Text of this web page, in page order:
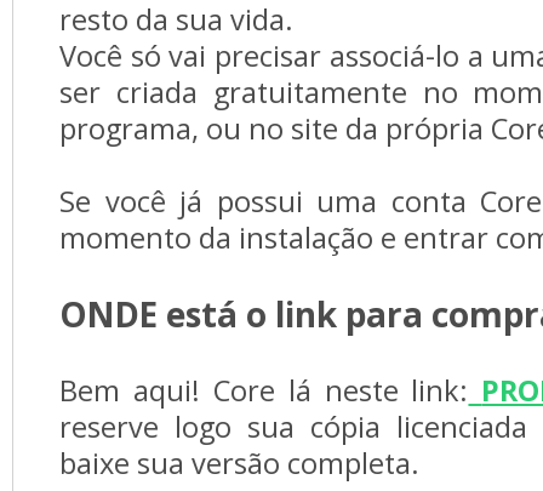
resto da sua vida.
Você só vai precisar associá-lo a
ser criada gratuitamente no
programa, ou no site da própria
Se você já possui uma conta
momento da instalação e entrar
ONDE está o link para
Bem aqui! Core lá neste link:
reserve logo sua cópia
baixe sua versão completa.